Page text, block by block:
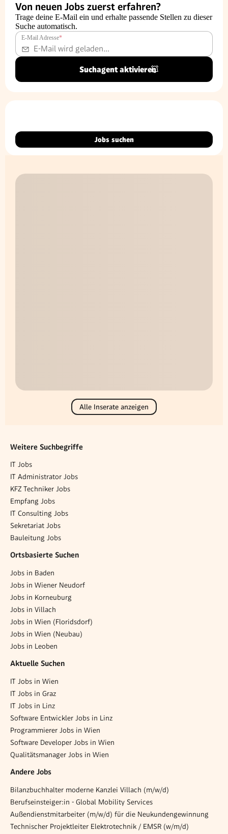
Von neuen Jobs zuerst erfahren?
Trage deine E-Mail ein und erhalte passende Stellen zu dieser
Suche automatisch.
E-Mail Adresse*
Suchagent aktivieren
Jobs suchen
Alle Inserate anzeigen
Weitere Suchbegriffe
IT Jobs
IT Administrator Jobs
KFZ Techniker Jobs
Empfang Jobs
IT Consulting Jobs
Sekretariat Jobs
Bauleitung Jobs
Ortsbasierte Suchen
Jobs in Baden
Jobs in Wiener Neudorf
Jobs in Korneuburg
Jobs in Villach
Jobs in Wien (Floridsdorf)
Jobs in Wien (Neubau)
Jobs in Leoben
Aktuelle Suchen
IT Jobs in Wien
IT Jobs in Graz
IT Jobs in Linz
Software Entwickler Jobs in Linz
Programmierer Jobs in Wien
Software Developer Jobs in Wien
Qualitätsmanager Jobs in Wien
Andere Jobs
Bilanzbuchhalter moderne Kanzlei Villach (m/w/d)
Berufseinsteiger:in - Global Mobility Services
Außendienstmitarbeiter (m/w/d) für die Neukundengewinnung
Technischer Projektleiter Elektrotechnik / EMSR (w/m/d)